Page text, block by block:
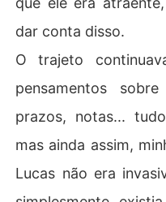
dar conta disso.
O trajeto
pensamentos
prazos, notas...
mas ainda assim,
Lucas não era